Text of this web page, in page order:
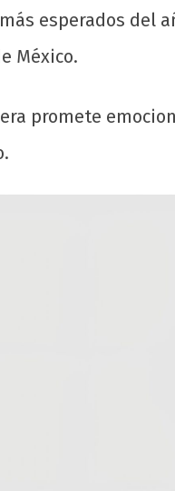
esperados del
México.
promete